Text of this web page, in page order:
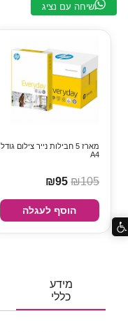
שיחה עם נציג
מארז 5 חבילות נייר צילום גודל
A4
₪105
הוסף לעגלה
מידע
כללי